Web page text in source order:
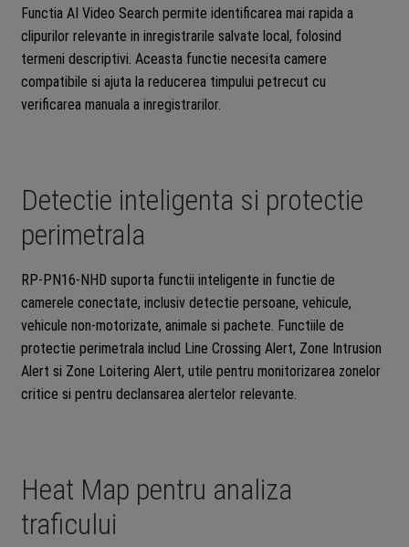
Functia AI Video Search permite identificarea mai rapida a
clipurilor relevante in inregistrarile salvate local, folosind
termeni descriptivi. Aceasta functie necesita camere
compatibile si ajuta la reducerea timpului petrecut cu
verificarea manuala a inregistrarilor.
Detectie inteligenta si protectie
perimetrala
RP-PN16-NHD suporta functii inteligente in functie de
camerele conectate, inclusiv detectie persoane, vehicule,
vehicule non-motorizate, animale si pachete. Functiile de
protectie perimetrala includ Line Crossing Alert, Zone Intrusion
Alert si Zone Loitering Alert, utile pentru monitorizarea zonelor
critice si pentru declansarea alertelor relevante.
Heat Map pentru analiza
traficului